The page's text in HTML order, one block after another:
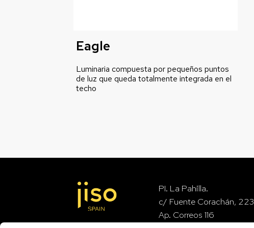
Eagle
Luminaria compuesta por pequeños puntos
de luz que queda totalmente integrada en el
techo
PI. La Pahilla.
c/ Fuente Corachán, 223
Ap. Correos 116